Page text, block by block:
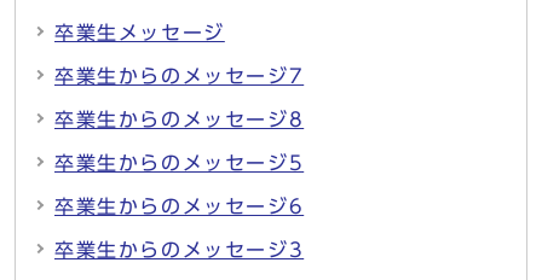
卒業生メッセージ
卒業生からのメッセージ7
卒業生からのメッセージ8
卒業生からのメッセージ5
卒業生からのメッセージ6
卒業生からのメッセージ3